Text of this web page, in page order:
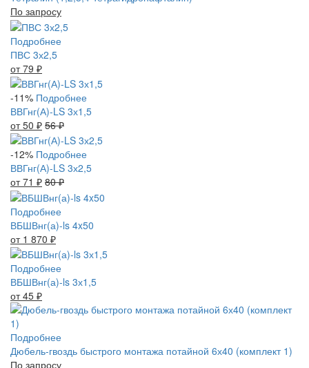
По запросу
Подробнее
ПВС 3х2,5
от 79 ₽
-11% Подробнее
ВВГнг(А)-LS 3х1,5
от 50 ₽ 56₽
-12% Подробнее
ВВГнг(А)-LS 3х2,5
от 71 ₽ 80₽
Подробнее
ВБШВнг(а)-ls 4x50
от 1 870 ₽
Подробнее
ВБШВнг(а)-ls 3х1,5
от 45 ₽
Подробнее
Дюбель-гвоздь быстрого монтажа потайной 6х40 (комплект 1)
По запросу